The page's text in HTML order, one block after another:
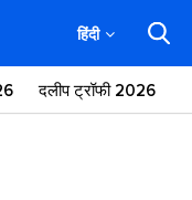
हिंदी
दलीप ट्रॉफी 2026